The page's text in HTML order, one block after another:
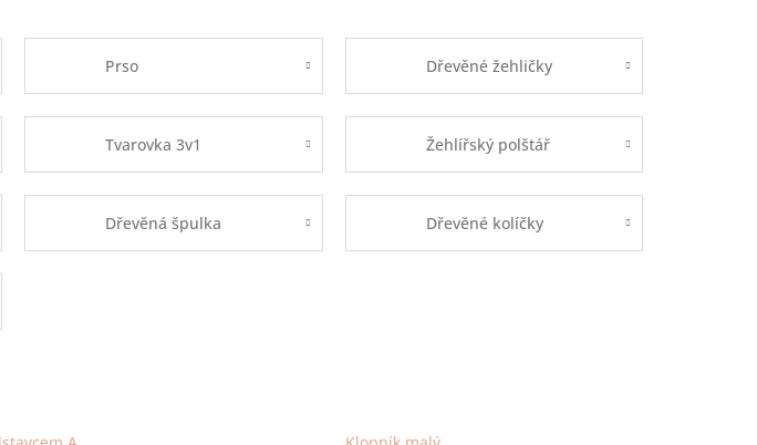
Prso Dřevěné žehličky
Tvarovka 3v1 Žehlířský polštář
Dřevěná špulka Dřevěné kolíčky